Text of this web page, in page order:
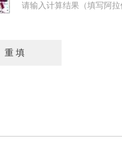
请输入计算结果（填写阿